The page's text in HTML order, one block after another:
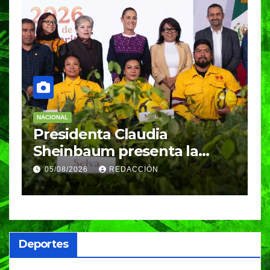
NACIONAL
Desde Puebla, la Presidenta
Claudia Sheinbaum
arrancará la Jornada
Nacional de Reforestación
05/08/2026 REDACCIÓN
Deportes